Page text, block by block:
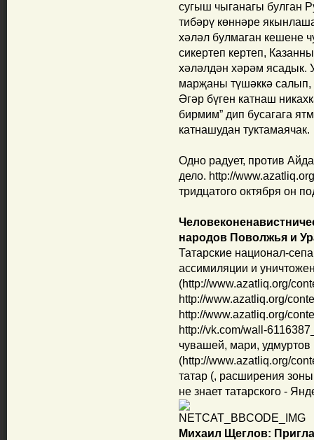
сугыш чыганагы булган
тибәрү көннәре
хәләл булмаган кешене
сикертеп кертеп,
хәләлдән хәрәм ясадык.
марҗаны түшәккә салып,
Әгәр бүген катнаш
бирмим” дип бусагага
катнашудан туктамаячак.
Одно радует, против
дело. http://
тридцатого октября он
народов Поволжья и
Татарские национал-
ассимиляции и
(http://www.azatliq.org/
http://www.azatliq.org/
http://www.azatliq.org/
http://vk.com/wall-
чувашей, мари, удмуртов
(http://www.azatliq.org/
татар (, расширения
не знает татарского -
Михаил Щеглов: